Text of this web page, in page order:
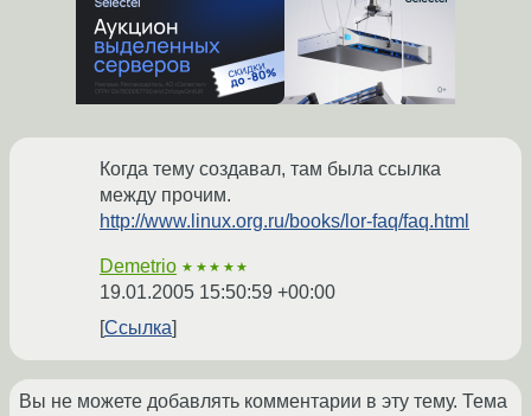
Когда тему создавал, там была ссылка
между прочим.
http://www.linux.org.ru/books/lor-faq/faq.html
Demetrio ★★★★★
19.01.2005 15:50:59 +00:00
Ссылка
Вы не можете добавлять комментарии в эту тему. Тема